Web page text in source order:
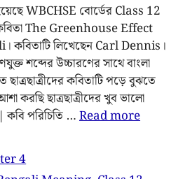
WBCHSE বোর্ডের Class 12
The Greenhouse Effect
লিখেছেন Carl Dennis।
শব্দের উচ্চারণের সাথে বাংলা
কবিতাটি পড়ে বুঝতে
করছি ছাত্রছাত্রীদের খুব ভালো
পরিচিতি …Read more
4